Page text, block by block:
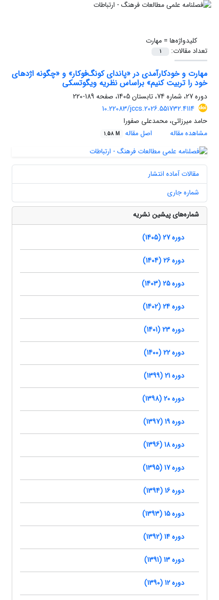
کلیدواژه‌ها =مهارت
تعداد مقالات:
1
مهارت و خودکارآمدی در «پاندای کونگ‌فوکار» و «چگونه اژدهای
خود را تربیت کنیم» براساس نظریه ویگوتسکی
دوره 27، شماره 74، تابستان 1405، صفحه
189-220
10.22083/jccs.2026.551732.4114
حامد میرزائی، محمدعلی صفورا
مشاهده مقاله
اصل مقاله 1.58 M
مقالات آماده انتشار
شماره جاری
شماره‌های پیشین نشریه
دوره 27 (1405)
دوره 26 (1404)
دوره 25 (1403)
دوره 24 (1402)
دوره 23 (1401)
دوره 22 (1400)
دوره 21 (1399)
دوره 20 (1398)
دوره 19 (1397)
دوره 18 (1396)
دوره 17 (1395)
دوره 16 (1394)
دوره 15 (1393)
دوره 14 (1392)
دوره 13 (1391)
دوره 12 (1390)